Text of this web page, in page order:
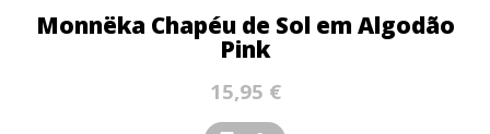
Monnëka Chapéu de Sol em Algodão
Pink
15,95 €